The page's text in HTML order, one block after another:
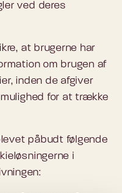
ved deres
at brugerne har
om brugen af
inden de afgiver
for at trække
påbudt følgende
i